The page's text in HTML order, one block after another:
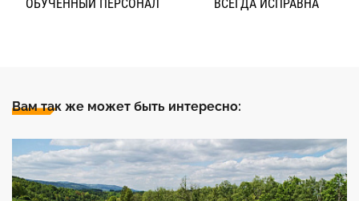
ОБУЧЕННЫЙ ПЕРСОНАЛ ВСЕГДА ИСПРАВНА
Вам так же может быть интересно: